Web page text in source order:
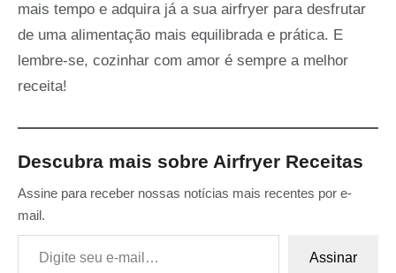
mais tempo e adquira já a sua airfryer para desfrutar
de uma alimentação mais equilibrada e prática. E
lembre-se, cozinhar com amor é sempre a melhor
receita!
Descubra mais sobre Airfryer Receitas
Assine para receber nossas notícias mais recentes por e-
mail.
Digite seu e-mail…
Assinar